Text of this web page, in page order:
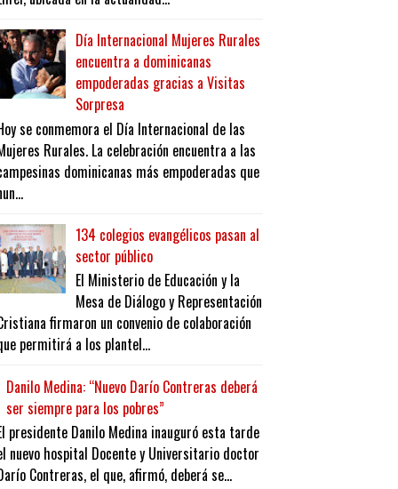
Día Internacional Mujeres Rurales
encuentra a dominicanas
empoderadas gracias a Visitas
Sorpresa
se conmemora el Día Internacional de las
Rurales. La celebración encuentra a las
dominicanas más empoderadas que
134 colegios evangélicos pasan al
sector público
El Ministerio de Educación y la
Mesa de Diálogo y Representación
firmaron un convenio de colaboración
permitirá a los plantel...
Danilo Medina: “Nuevo Darío Contreras deberá
ser siempre para los pobres”
presidente Danilo Medina inauguró esta tarde
nuevo hospital Docente y Universitario doctor
Contreras, el que, afirmó, deberá se...